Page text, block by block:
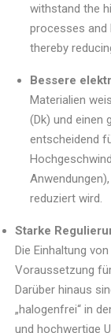
withstand the
processes and
thereby
Bessere
Materialien
(Dk) und einen
entscheidend
reduziert wird.
Starke
Die Einhaltung
Voraussetzung
Darüber hinaus
„halogenfrei“ in
und hochwertige